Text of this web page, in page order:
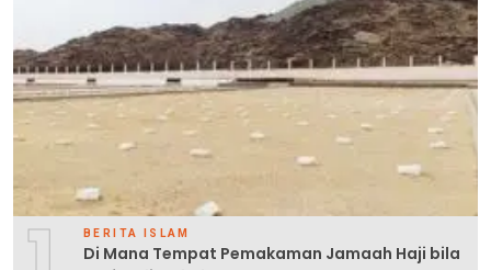
BERITA ISLAM
Di Mana Tempat Pemakaman Jamaah Haji bila